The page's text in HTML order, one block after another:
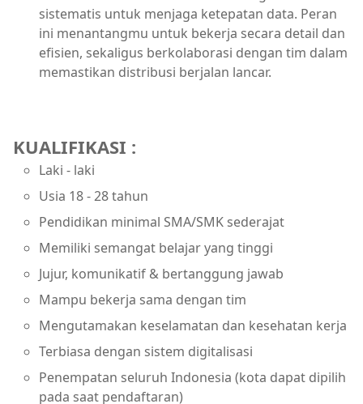
sistematis untuk menjaga ketepatan data. Peran
ini menantangmu untuk bekerja secara detail dan
efisien, sekaligus berkolaborasi dengan tim dalam
memastikan distribusi berjalan lancar.
KUALIFIKASI :
Laki - laki
Usia 18 - 28 tahun
Pendidikan minimal SMA/SMK sederajat
Memiliki semangat belajar yang tinggi
Jujur, komunikatif & bertanggung jawab
Mampu bekerja sama dengan tim
Mengutamakan keselamatan dan kesehatan kerja
Terbiasa dengan sistem digitalisasi
Penempatan seluruh Indonesia (kota dapat dipilih
pada saat pendaftaran)